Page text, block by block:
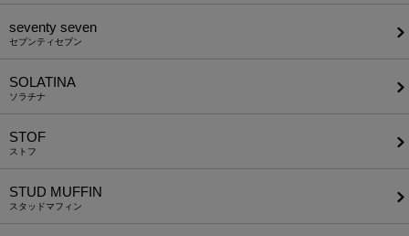
seventy seven
セブンティセブン
SOLATINA
ソラチナ
STOF
ストフ
STUD MUFFIN
スタッドマフィン